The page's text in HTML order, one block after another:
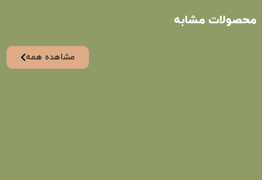
محصولات مشابه
مشاهده همه